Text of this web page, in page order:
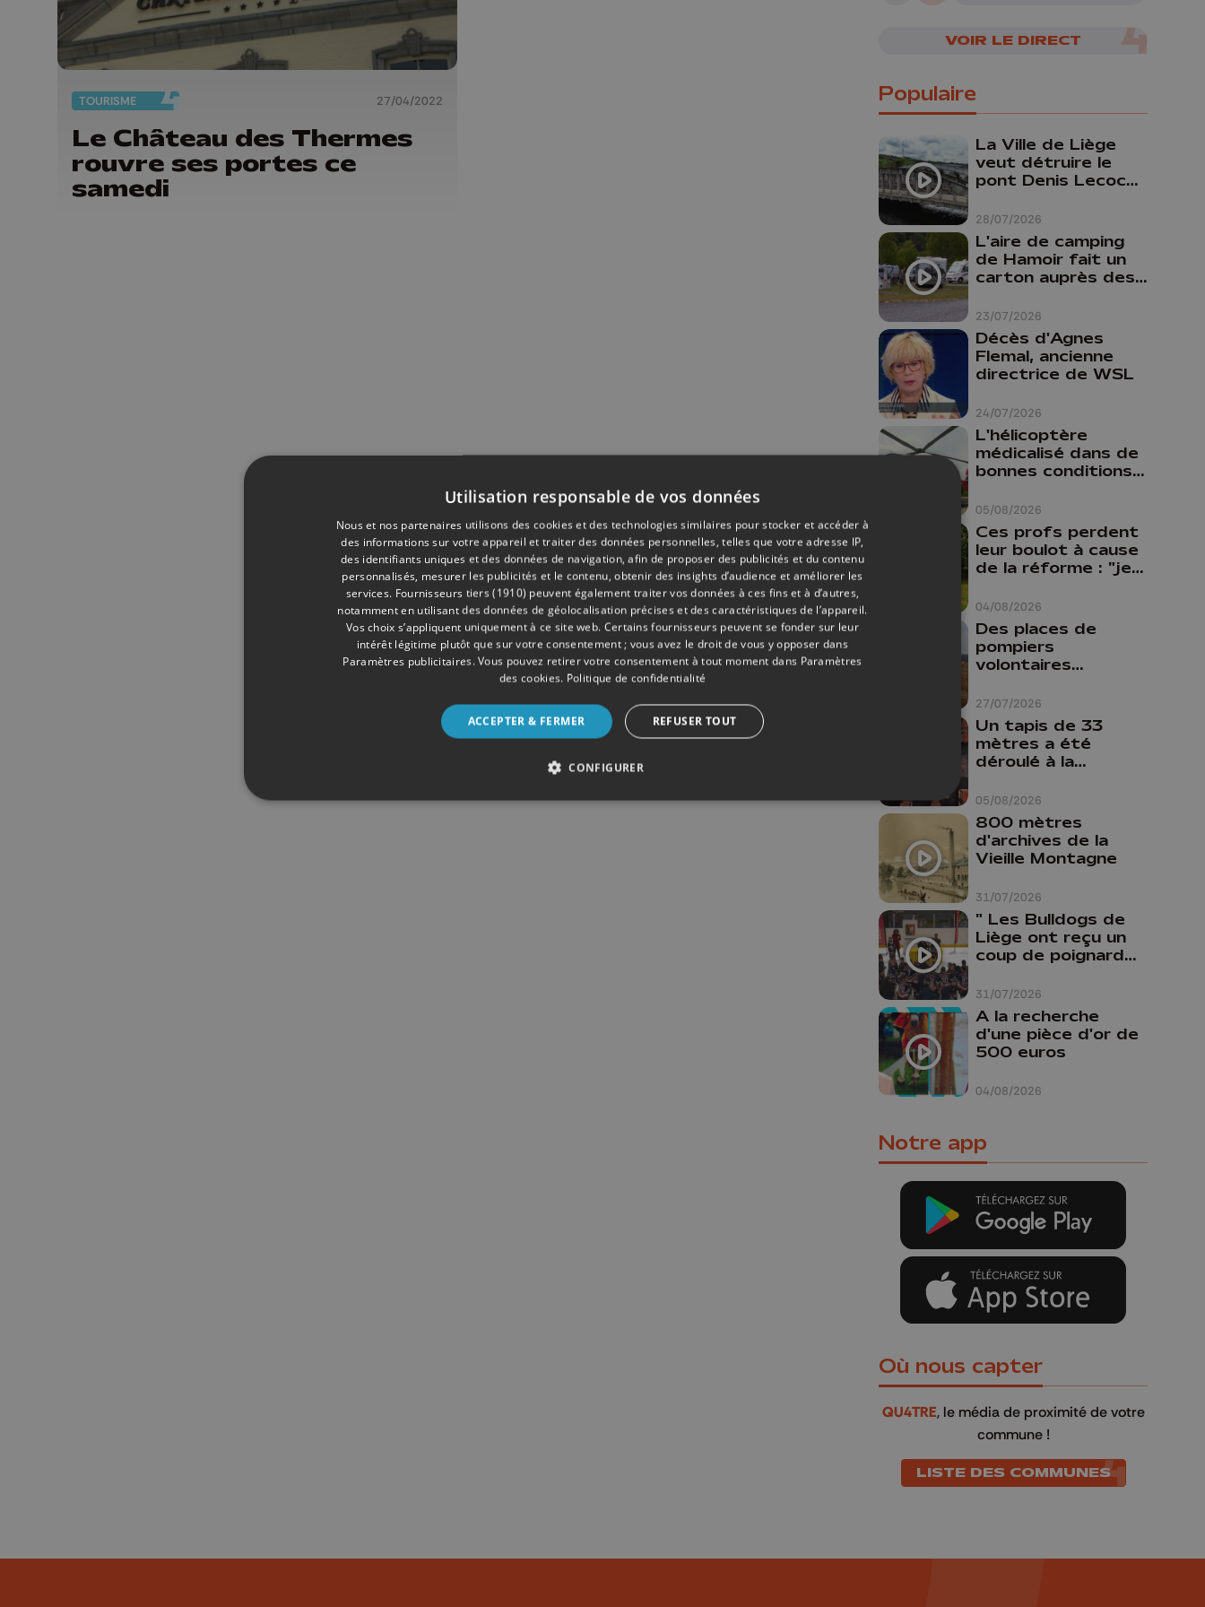
TOURISME 27/04/2022
Le Château des Thermes
rouvre ses portes ce
samedi
VOIR LE DIRECT
Populaire
28/07/2026
La Ville de Liège
veut détruire le
pont Denis Lecocq
budget pour le
faire
23/07/2026
L'aire de camping
de Hamoir fait un
carton auprès des
24/07/2026
Décès d'Agnes
Flemal, ancienne
directrice de WSL
05/08/2026
L'hélicoptère
médicalisé dans de
bonnes conditions à
04/08/2026
Ces profs perdent
leur boulot à cause
de la réforme : "je
comme prof que
comme
pharmacienne"
27/07/2026
Des places de
pompiers
volontaires
province de Liège :
"Un citoyen qui
n'est formé ne
peut pas nous
aider"
05/08/2026
Un tapis de 33
mètres a été
déroulé à la
Liège
31/07/2026
800 mètres
d'archives de la
Vieille Montagne
31/07/2026
" Les Bulldogs de
Liège ont reçu un
coup de poignard
04/08/2026
A la recherche
d'une pièce d'or de
500 euros
Notre app
Où nous capter
QU4TRE, le média de proximité de votre
commune !
LISTE DES COMMUNES
Utilisation responsable de vos données
Nous et nos partenaires utilisons des cookies et des technologies similaires pour stocker et accéder à
des informations sur votre appareil et traiter des données personnelles, telles que votre adresse IP,
des identifiants uniques et des données de navigation, afin de proposer des publicités et du contenu
personnalisés, mesurer les publicités et le contenu, obtenir des insights d’audience et améliorer les
services. Fournisseurs tiers (1910) peuvent également traiter vos données à ces fins et à d’autres,
notamment en utilisant des données de géolocalisation précises et des caractéristiques de l’appareil.
Vos choix s’appliquent uniquement à ce site web. Certains fournisseurs peuvent se fonder sur leur
intérêt légitime plutôt que sur votre consentement ; vous avez le droit de vous y opposer dans
Paramètres publicitaires. Vous pouvez retirer votre consentement à tout moment dans Paramètres
des cookies. Politique de confidentialité
ACCEPTER & FERMER REFUSER TOUT
CONFIGURER